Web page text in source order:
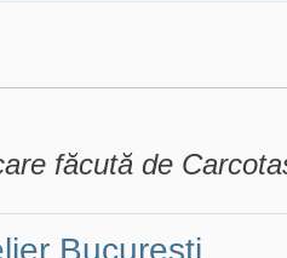
făcută de
Bucuresti